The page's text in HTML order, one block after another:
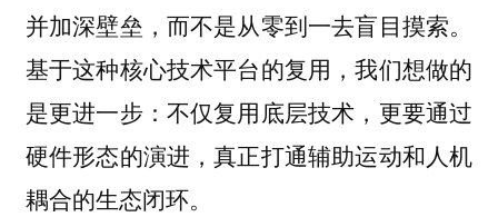
并加深壁垒，而不是从零到一去盲目摸索。
基于这种核心技术平台的复用，我们想做的
是更进一步：不仅复用底层技术，更要通过
硬件形态的演进，真正打通辅助运动和人机
耦合的生态闭环。